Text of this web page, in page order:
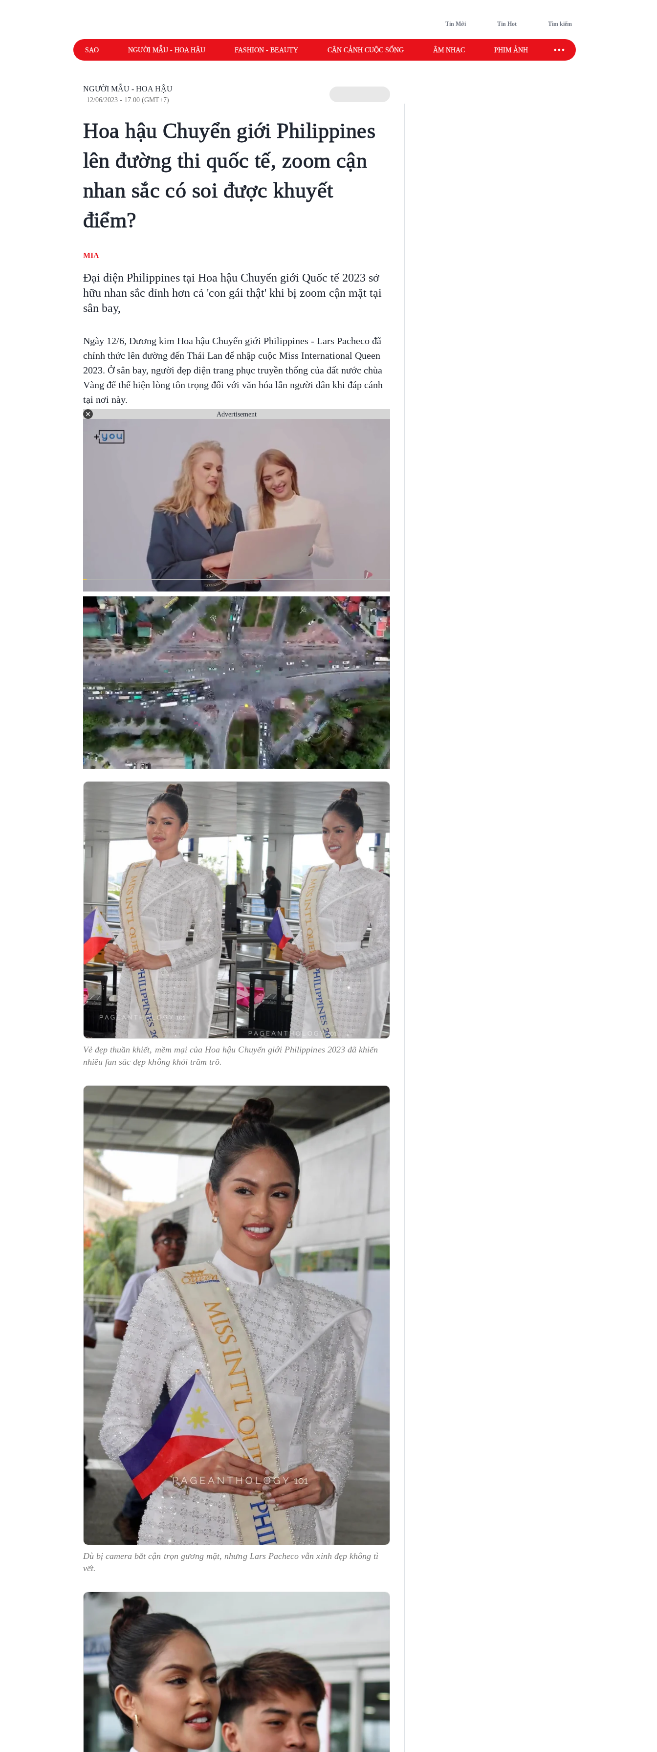
Tin Mới Tin Hot Tìm kiếm
SAO NGƯỜI MẪU - HOA HẬU FASHION - BEAUTY CẬN CẢNH CUỘC SỐNG ÂM NHẠC PHIM ẢNH SAO SPORT
NGƯỜI MẪU - HOA HẬU
12/06/2023 - 17:00 (GMT+7)
Hoa hậu Chuyển giới Philippines
lên đường thi quốc tế, zoom cận
nhan sắc có soi được khuyết
điểm?
MIA
Đại diện Philippines tại Hoa hậu Chuyển giới Quốc tế 2023 sở
hữu nhan sắc đỉnh hơn cả 'con gái thật' khi bị zoom cận mặt tại
sân bay,
Ngày 12/6, Đương kim Hoa hậu Chuyển giới Philippines - Lars Pacheco đã
chính thức lên đường đến Thái Lan để nhập cuộc Miss International Queen
2023. Ở sân bay, người đẹp diện trang phục truyền thống của đất nước chùa
Vàng để thể hiện lòng tôn trọng đối với văn hóa lẫn người dân khi đáp cánh
tại nơi này.
Advertisement
Vẻ đẹp thuần khiết, mềm mại của Hoa hậu Chuyển giới Philippines 2023 đã khiến
nhiều fan sắc đẹp không khỏi trầm trồ.
Dù bị camera bắt cận trọn gương mặt, nhưng Lars Pacheco vẫn xinh đẹp không tì
vết.